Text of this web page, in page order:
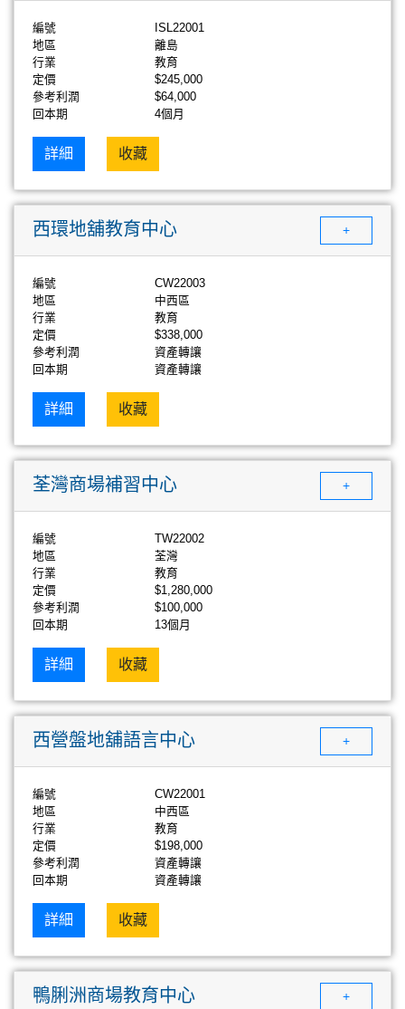
編號
ISL22001
地區
離島
行業
教育
定價
$245,000
參考利潤
$64,000
回本期
4個月
詳細 收藏
西環地舖教育中心 +
編號
CW22003
地區
中西區
行業
教育
定價
$338,000
參考利潤
資產轉讓
回本期
資產轉讓
詳細 收藏
荃灣商場補習中心 +
編號
TW22002
地區
荃灣
行業
教育
定價
$1,280,000
參考利潤
$100,000
回本期
13個月
詳細 收藏
西營盤地舖語言中心 +
編號
CW22001
地區
中西區
行業
教育
定價
$198,000
參考利潤
資產轉讓
回本期
資產轉讓
詳細 收藏
鴨脷洲商場教育中心 +